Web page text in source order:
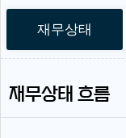
재무상태
재무상태 흐름